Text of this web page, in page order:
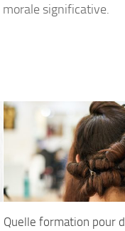
significative.
Quelle formation pour